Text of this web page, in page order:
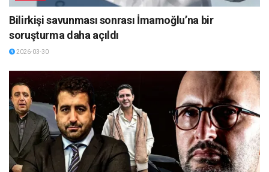
Bilirkişi savunması sonrası İmamoğlu’na bir
soruşturma daha açıldı
2026-03-30